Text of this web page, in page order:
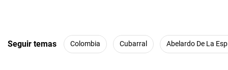
Seguir temas Colombia Cubarral Abelardo De La